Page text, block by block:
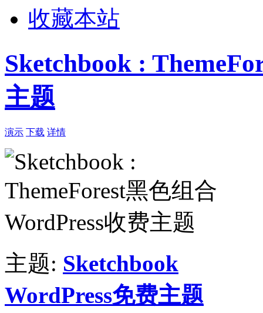
收藏本站
Sketchbook :
主题
演示 下载 详情
主题: Sketchbook
WordPress免费主题